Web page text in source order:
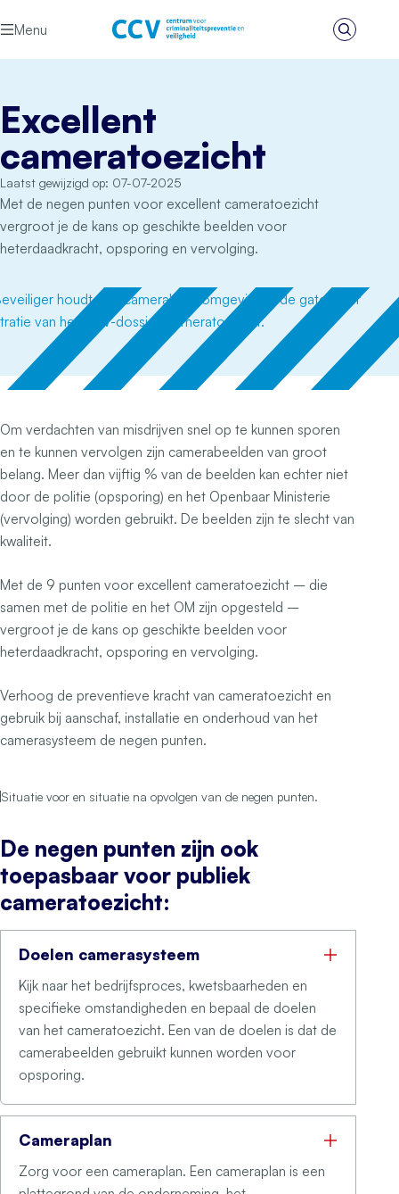
Menu
Zoeken
Excellent
cameratoezicht
Laatst gewijzigd op: 07-07-2025
Met de negen punten voor excellent cameratoezicht
vergroot je de kans op geschikte beelden voor
heterdaadkracht, opsporing en vervolging.
Om verdachten van misdrijven snel op te kunnen sporen
en te kunnen vervolgen zijn camerabeelden van groot
belang. Meer dan vijftig % van de beelden kan echter niet
door de politie (opsporing) en het Openbaar Ministerie
(vervolging) worden gebruikt. De beelden zijn te slecht van
kwaliteit.
Met de 9 punten voor excellent cameratoezicht – die
samen met de politie en het OM zijn opgesteld –
vergroot je de kans op geschikte beelden voor
heterdaadkracht, opsporing en vervolging.
Verhoog de preventieve kracht van cameratoezicht en
gebruik bij aanschaf, installatie en onderhoud van het
camerasysteem de negen punten.
Situatie voor en situatie na opvolgen van de negen punten.
De negen punten zijn ook
toepasbaar voor publiek
cameratoezicht:
Doelen camerasysteem
Kijk naar het bedrijfsproces, kwetsbaarheden en
specifieke omstandigheden en bepaal de doelen
van het cameratoezicht. Een van de doelen is dat de
camerabeelden gebruikt kunnen worden voor
opsporing.
Cameraplan
Zorg voor een cameraplan. Een cameraplan is een